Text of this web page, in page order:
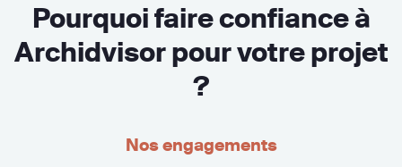
Pourquoi faire confiance à
Archidvisor pour votre projet
?
Nos engagements